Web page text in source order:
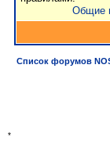
Общие
Список форумов
*